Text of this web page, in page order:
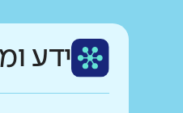
ידע